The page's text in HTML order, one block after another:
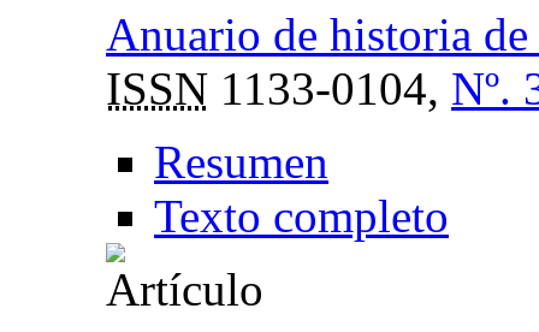
Anuario de historia
ISSN 1133-0104, Nº.
Resumen
Texto completo